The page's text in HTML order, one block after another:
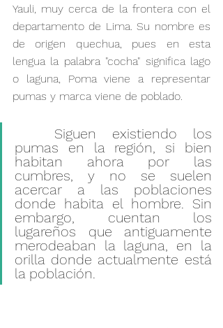
Yauli, muy cerca de la frontera con el
departamento de Lima. Su nombre es
de origen quechua, pues en esta
lengua la palabra "cocha" significa lago
o laguna, Poma viene a representar
pumas y marca viene de poblado.
pumas en la región, si bien
habitan ahora por las
cumbres, y no se suelen
acercar a las poblaciones
donde habita el hombre. Sin
embargo, cuentan los
lugareños que antiguamente
merodeaban la laguna, en la
orilla donde actualmente está
la población.